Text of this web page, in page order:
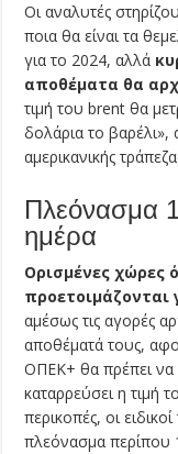
Οι αναλυτές
ποια θα είναι τα
για το 2024, αλλά
αποθέματα θα
τιμή του brent θα
δολάρια το
αμερικανικής
Πλεόνασμα
ημέρα
Ορισμένες χώρες
προετοιμάζονται
αμέσως τις αγορές
αποθέματά τους,
ΟΠΕΚ+ θα πρέπει να
καταρρεύσει η τιμή
περικοπές, οι
πλεόνασμα περίπου